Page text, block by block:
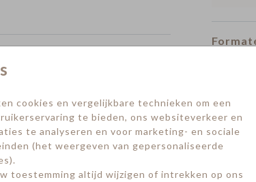
cookies en vergelijkbare technieken om een
te bieden, ons websiteverkeer en
te analyseren en voor marketing- en sociale
(het weergeven van gepersonaliseerde
toestemming altijd wijzigen of intrekken op ons